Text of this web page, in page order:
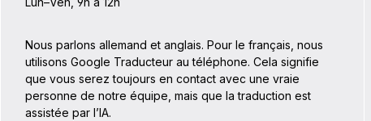
Nous parlons allemand et anglais. Pour le français, nous
utilisons Google Traducteur au téléphone. Cela signifie
que vous serez toujours en contact avec une vraie
personne de notre équipe, mais que la traduction est
assistée par l’IA.